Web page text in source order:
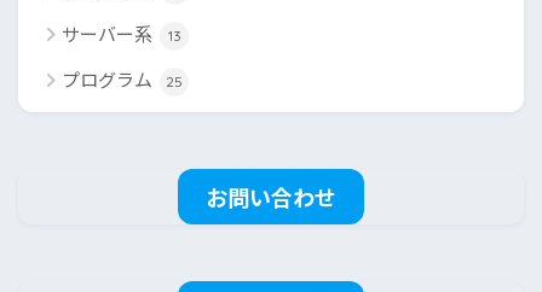
サーバー系 13
プログラム 25
お問い合わせ